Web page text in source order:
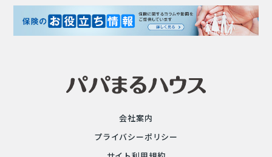
会社案内
プライバシーポリシー